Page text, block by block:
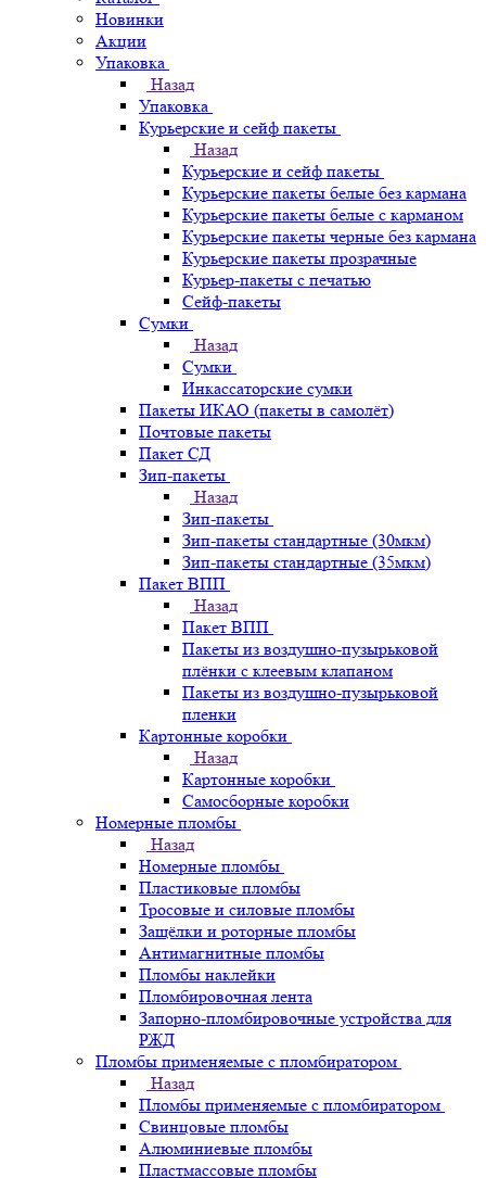
Новинки
Акции
Упаковка
Назад
Упаковка
Курьерские и сейф пакеты
Назад
Курьерские и сейф пакеты
Курьерские пакеты белые без кармана
Курьерские пакеты белые с карманом
Курьерские пакеты черные без кармана
Курьерские пакеты прозрачные
Курьер-пакеты с печатью
Сейф-пакеты
Сумки
Назад
Сумки
Инкассаторские сумки
Пакеты ИКАО (пакеты в самолёт)
Почтовые пакеты
Пакет СД
Зип-пакеты
Назад
Зип-пакеты
Зип-пакеты стандартные (30мкм)
Зип-пакеты стандартные (35мкм)
Пакет ВПП
Назад
Пакет ВПП
Пакеты из воздушно-пузырьковой
плёнки с клеевым клапаном
Пакеты из воздушно-пузырьковой
пленки
Картонные коробки
Назад
Картонные коробки
Самосборные коробки
Номерные пломбы
Назад
Номерные пломбы
Пластиковые пломбы
Тросовые и силовые пломбы
Защёлки и роторные пломбы
Антимагнитные пломбы
Пломбы наклейки
Пломбировочная лента
Запорно-пломбировочные устройства для
РЖД
Пломбы применяемые с пломбиратором
Назад
Пломбы применяемые с пломбиратором
Свинцовые пломбы
Алюминиевые пломбы
Пластмассовые пломбы